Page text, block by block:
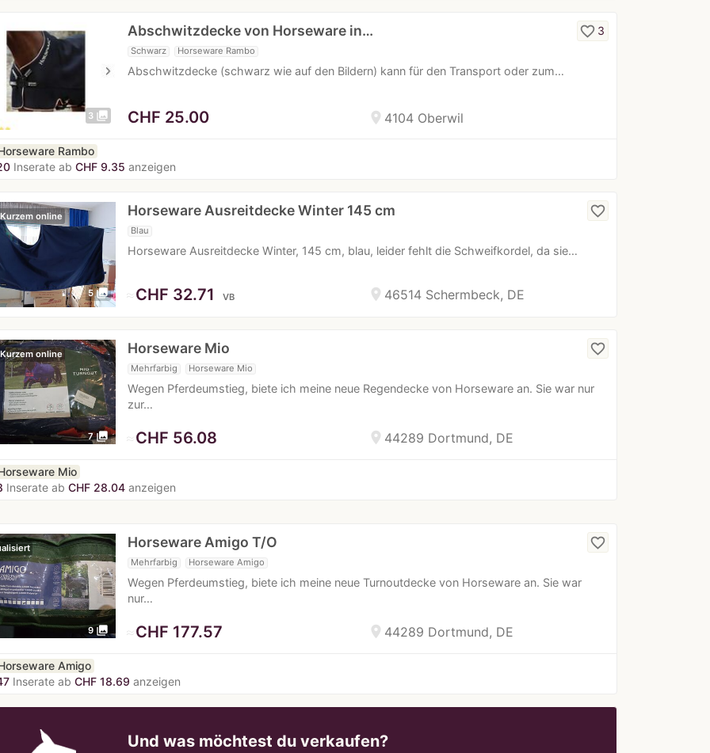
3 photo_library
Abschwitzdecke von Horseware in…
Schwarz Horseware Rambo
Abschwitzdecke (schwarz wie auf den Bildern) kann für den Transport oder zum…
favorite_border 3
location_on 4104 Oberwil
CHF 25.00
Rambo
Inserate ab CHF 9.35 anzeigen
5 photo_library
online Horseware Ausreitdecke Winter 145 cm
Blau
Horseware Ausreitdecke Winter, 145 cm, blau, leider fehlt die Schweifkordel, da sie…
favorite_border
location_on 46514 Schermbeck, DE
≈CHF 32.71 VB
7 photo_library
online Horseware Mio
Mehrfarbig Horseware Mio
Wegen Pferdeumstieg, biete ich meine neue Regendecke von Horseware an. Sie war nur
zur…
favorite_border
location_on 44289 Dortmund, DE
≈CHF 56.08
Mio
Inserate ab CHF 28.04 anzeigen
9 photo_library
Horseware Amigo T/O
Mehrfarbig Horseware Amigo
Wegen Pferdeumstieg, biete ich meine neue Turnoutdecke von Horseware an. Sie war
nur…
favorite_border
location_on 44289 Dortmund, DE
≈CHF 177.57
Amigo
Inserate ab CHF 18.69 anzeigen
Und was möchtest du verkaufen?